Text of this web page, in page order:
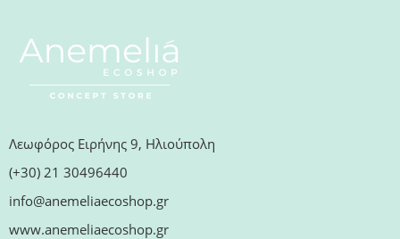
Λεωφόρος Ειρήνης 9, Ηλιούπολη
(+30) 21 30496440
info@anemeliaecoshop.gr
www.anemeliaecoshop.gr